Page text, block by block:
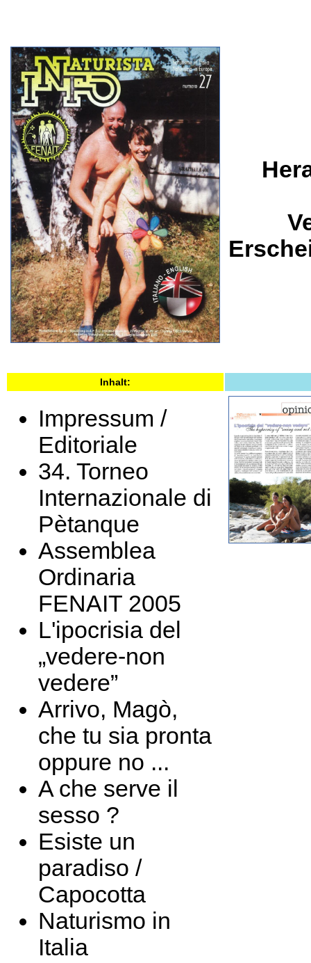
Inhalt:
Impressum /
Editoriale
34. Torneo
Internazionale di
Pètanque
Assemblea
Ordinaria
FENAIT 2005
L'ipocrisia del
„vedere-non
vedere”
Arrivo, Magò,
che tu sia pronta
oppure no ...
A che serve il
sesso ?
Esiste un
paradiso /
Capocotta
Naturismo in
Italia